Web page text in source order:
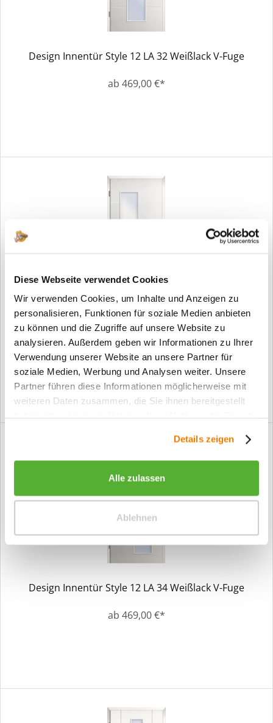
Diese Webseite verwendet Cookies
Wir verwenden Cookies, um Inhalte und Anzeigen zu
personalisieren, Funktionen für soziale Medien anbieten
zu können und die Zugriffe auf unsere Website zu
analysieren. Außerdem geben wir Informationen zu Ihrer
Verwendung unserer Website an unsere Partner für
soziale Medien, Werbung und Analysen weiter. Unsere
Partner führen diese Informationen möglicherweise mit
weiteren Daten zusammen, die Sie ihnen bereitgestellt
Details zeigen
Alle zulassen
Ablehnen
Design Innentür Style 12 LA 32 Weißlack V-Fuge
ab 469,00 €*
Design Innentür Style 12 LA 33 Weißlack V-Fuge
ab 469,00 €*
Design Innentür Style 12 LA 34 Weißlack V-Fuge
ab 469,00 €*